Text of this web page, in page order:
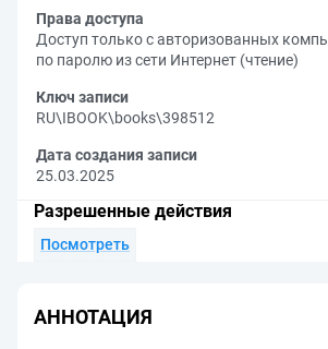
Права доступа
Доступ только с авторизованных
по паролю из сети Интернет (чтение)
Ключ записи
RU\IBOOK\books\398512
Дата создания записи
25.03.2025
Разрешенные действия
Посмотреть
АННОТАЦИЯ